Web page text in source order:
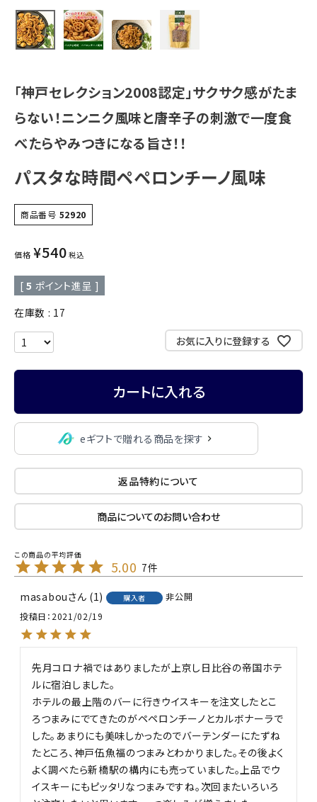
「神戸セレクション2008認定」サクサク感がたま
らない！ニンニク風味と唐辛子の刺激で一度食
べたらやみつきになる旨さ！！
パスタな時間ペペロンチーノ風味
商品番号 52920
価格 ¥540 税込
[ 5 ポイント進呈 ]
在庫数
17
お気に入りに登録する
カートに入れる
eギフトで贈れる商品を探す
返品特約について
商品についてのお問い合わせ
5.00 7
masabou 1 購入者
非公開
投稿日 2021/02/19
先月コロナ禍ではありましたが上京し日比谷の帝国ホテ
ルに宿泊しました。
ホテルの最上階のバーに行きウイスキーを注文したとこ
ろつまみにでてきたのがペペロンチーノとカルボナーラで
した。あまりにも美味しかったのでバーテンダーにたずね
たところ、神戸伍魚福のつまみとわかりました。その後よく
よく調べたら新橋駅の構内にも売っていました。上品でウ
イスキーにもピッタリなつまみですね。次回またいろいろ